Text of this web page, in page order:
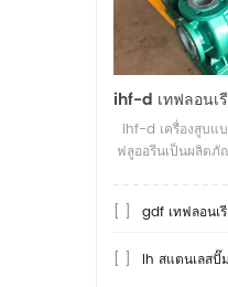
ihf-d เครื่องสูบแบ
ฟลูออรีนเป็นผลิต
gdf เทฟลอนเ
Ih สแตนเลสปั๊